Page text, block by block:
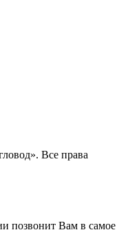
Все права
позвонит Вам в самое